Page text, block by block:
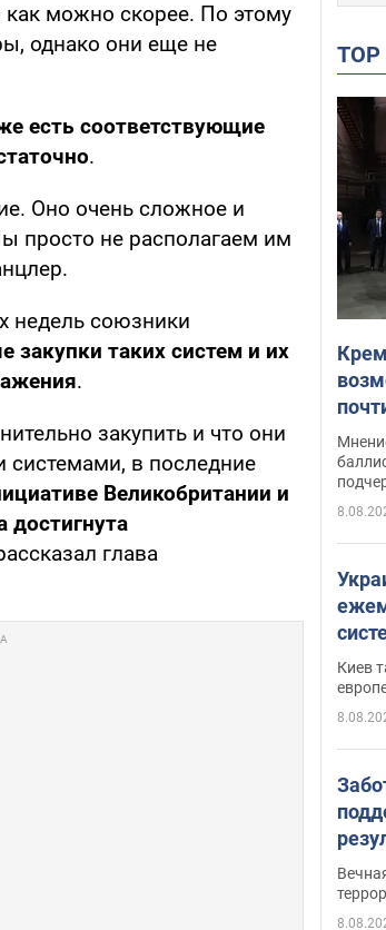
можно скорее. По этому
однако они еще не
есть соответствующие
.
Оно очень сложное и
просто не располагаем им
недель союзники
закупки таких систем и их
.
закупить и что они
в последние
Великобритании и
глава
Киев